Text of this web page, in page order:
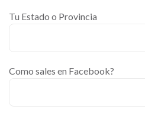
Tu Estado o Provincia
Como sales en Facebook?